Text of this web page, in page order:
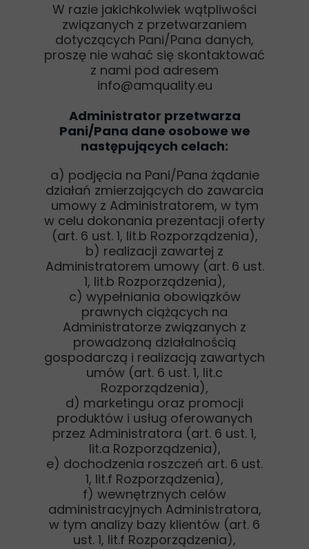
W razie jakichkolwiek wątpliwości
związanych z przetwarzaniem
dotyczących Pani/Pana danych,
proszę nie wahać się skontaktować
z nami pod adresem
info@amquality.eu
Administrator przetwarza
Pani/Pana dane osobowe we
następujących celach:
a) podjęcia na Pani/Pana żądanie
działań zmierzających do zawarcia
umowy z Administratorem, w tym
w celu dokonania prezentacji oferty
(art. 6 ust. 1, lit.b Rozporządzenia),
b) realizacji zawartej z
Administratorem umowy (art. 6 ust.
1, lit.b Rozporządzenia),
c) wypełniania obowiązków
prawnych ciążących na
Administratorze związanych z
prowadzoną działalnością
gospodarczą i realizacją zawartych
umów (art. 6 ust. 1, lit.c
Rozporządzenia),
d) marketingu oraz promocji
produktów i usług oferowanych
przez Administratora (art. 6 ust. 1,
lit.a Rozporządzenia),
e) dochodzenia roszczeń art. 6 ust.
1, lit.f Rozporządzenia),
f) wewnętrznych celów
administracyjnych Administratora,
w tym analizy bazy klientów (art. 6
ust. 1, lit.f Rozporządzenia),